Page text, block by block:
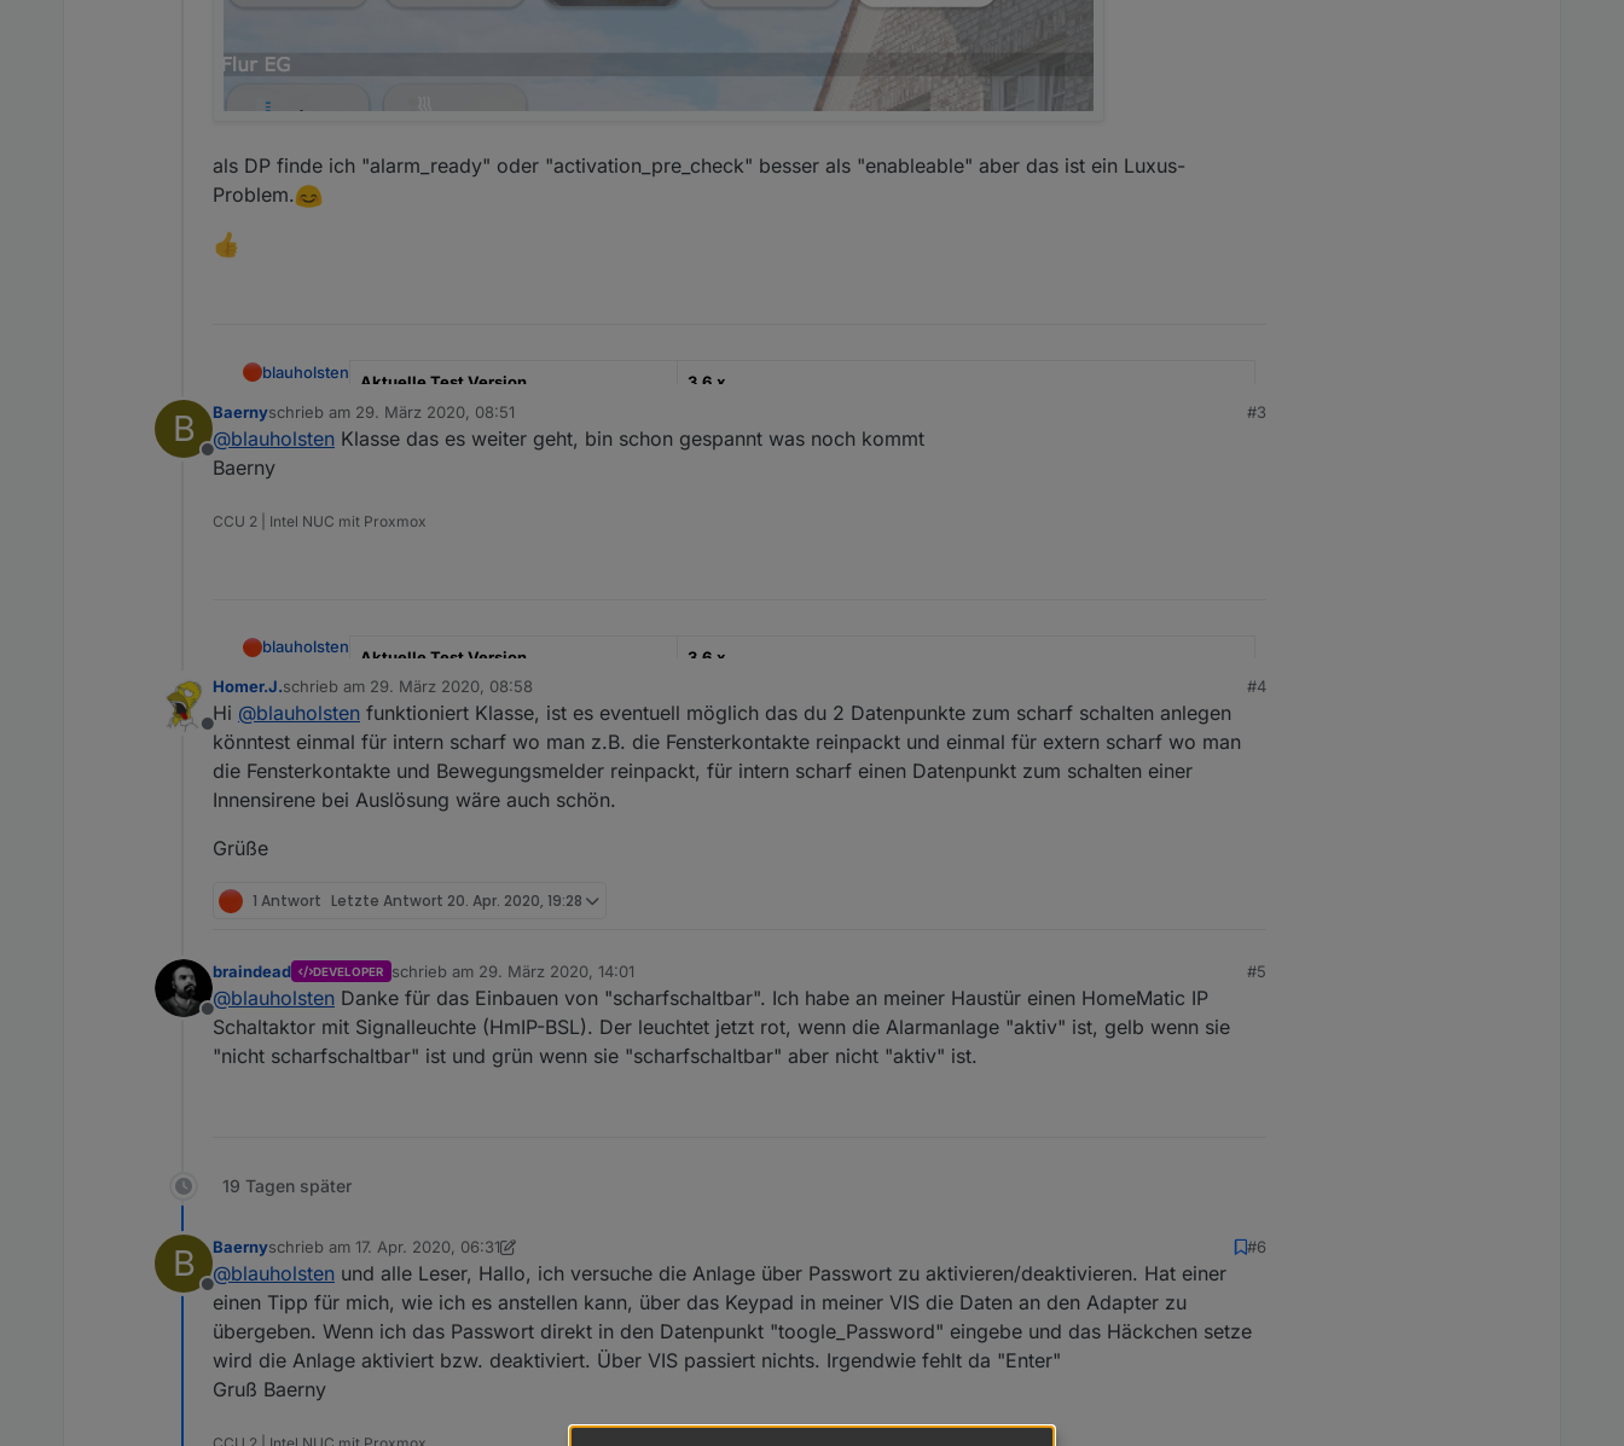
als DP finde ich "alarm_ready" oder "activation_pre_check" besser als "enableable" aber das ist ein Luxus-
Problem.
blauholsten
Aktuelle Test Version 3.6.x
Veröffentlichungsdatum
Hier Adapter Beschreibung, Changelog etc.
B
Offline
Baernyschrieb am 29. März 2020, 08:51
zuletzt editiert von
#3
@blauholsten Klasse das es weiter geht, bin schon gespannt was noch kommt
Baerny
CCU 2 | Intel NUC mit Proxmox
blauholsten
Aktuelle Test Version 3.6.x
Veröffentlichungsdatum
Github Link https://github.com/misanorot/ioBroker.alarm
Hier Adapter Beschreibung, Changelog etc.
Offline
Homer.J.schrieb am 29. März 2020, 08:58
zuletzt editiert von
#4
Hi @blauholsten funktioniert Klasse, ist es eventuell möglich das du 2 Datenpunkte zum scharf schalten anlegen
könntest einmal für intern scharf wo man z.B. die Fensterkontakte reinpackt und einmal für extern scharf wo man
die Fensterkontakte und Bewegungsmelder reinpackt, für intern scharf einen Datenpunkt zum schalten einer
Innensirene bei Auslösung wäre auch schön.
Grüße
1 Antwort Letzte Antwort 20. Apr. 2020, 19:28
Offline
braindead DEVELOPER schrieb am 29. März 2020, 14:01
zuletzt editiert von
#5
@blauholsten Danke für das Einbauen von "scharfschaltbar". Ich habe an meiner Haustür einen HomeMatic IP
Schaltaktor mit Signalleuchte (HmIP-BSL). Der leuchtet jetzt rot, wenn die Alarmanlage "aktiv" ist, gelb wenn sie
"nicht scharfschaltbar" ist und grün wenn sie "scharfschaltbar" aber nicht "aktiv" ist.
19 Tagen später
B
Offline
Baernyschrieb am 17. Apr. 2020, 06:31
zuletzt editiert von Baerny
#6
@blauholsten und alle Leser, Hallo, ich versuche die Anlage über Passwort zu aktivieren/deaktivieren. Hat einer
einen Tipp für mich, wie ich es anstellen kann, über das Keypad in meiner VIS die Daten an den Adapter zu
übergeben. Wenn ich das Passwort direkt in den Datenpunkt "toogle_Password" eingebe und das Häckchen setze
wird die Anlage aktiviert bzw. deaktiviert. Über VIS passiert nichts. Irgendwie fehlt da "Enter"
Gruß Baerny